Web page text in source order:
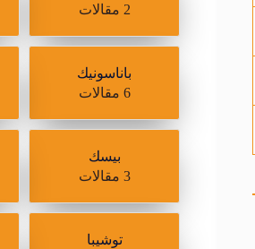
2 مقالات
باناسونيك
6 مقالات
بيسك
3 مقالات
توشيبا